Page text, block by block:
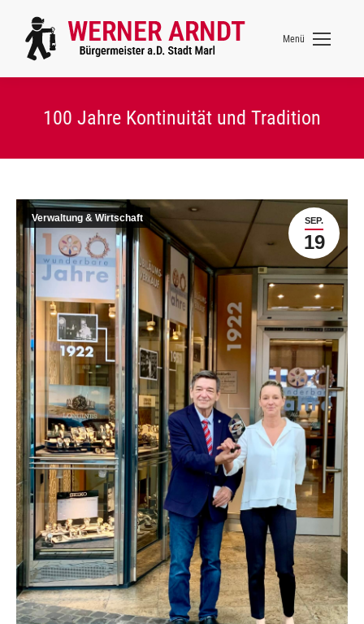
Menü
100 Jahre Kontinuität und Tradition
SEP.
19
Verwaltung & Wirtschaft